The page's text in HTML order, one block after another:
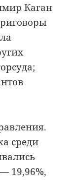
Каган
среди
19,96%,